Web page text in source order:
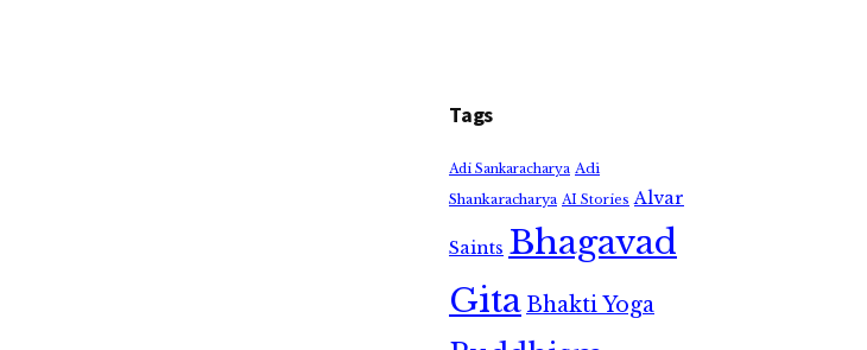
Tags
Adi Sankaracharya Adi
Shankaracharya AI Stories Alvar
Saints Bhagavad
GitaBhakti Yoga